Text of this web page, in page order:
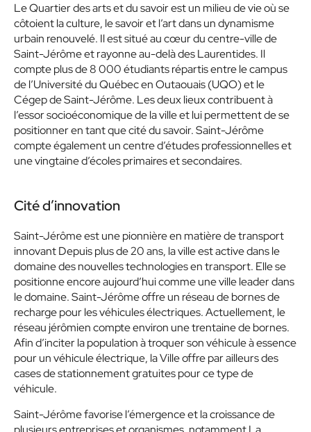
Le Quartier des arts et du savoir est un milieu de vie où se
côtoient la culture, le savoir et l’art dans un dynamisme
urbain renouvelé. Il est situé au cœur du centre-ville de
Saint-Jérôme et rayonne au-delà des Laurentides. Il
compte plus de 8 000 étudiants répartis entre le campus
de l’Université du Québec en Outaouais (UQO) et le
Cégep de Saint-Jérôme. Les deux lieux contribuent à
l’essor socioéconomique de la ville et lui permettent de se
positionner en tant que cité du savoir. Saint-Jérôme
compte également un centre d’études professionnelles et
une vingtaine d’écoles primaires et secondaires.
Cité d’innovation
Saint-Jérôme est une pionnière en matière de transport
innovant Depuis plus de 20 ans, la ville est active dans le
domaine des nouvelles technologies en transport. Elle se
positionne encore aujourd’hui comme une ville leader dans
le domaine. Saint-Jérôme offre un réseau de bornes de
recharge pour les véhicules électriques. Actuellement, le
réseau jérômien compte environ une trentaine de bornes.
Afin d’inciter la population à troquer son véhicule à essence
pour un véhicule électrique, la Ville offre par ailleurs des
cases de stationnement gratuites pour ce type de
véhicule.
Saint-Jérôme favorise l’émergence et la croissance de